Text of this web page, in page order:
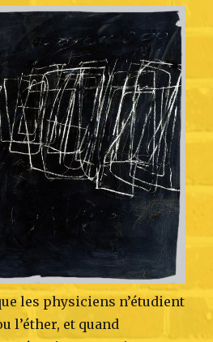
les physiciens n’étudient
l’éther, et quand